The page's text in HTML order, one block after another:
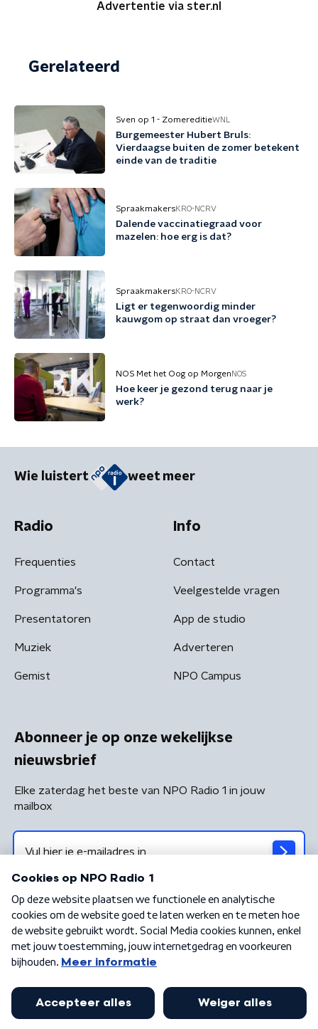
Advertentie via ster.nl
Gerelateerd
Sven op 1 - ZomereditieWNL
Burgemeester Hubert Bruls:
Vierdaagse buiten de zomer betekent
einde van de traditie
SpraakmakersKRO-NCRV
Dalende vaccinatiegraad voor
mazelen: hoe erg is dat?
SpraakmakersKRO-NCRV
Ligt er tegenwoordig minder
kauwgom op straat dan vroeger?
NOS Met het Oog op Morgen NOS
Hoe keer je gezond terug naar je
werk?
Wie luistert weet meer
Radio
Frequenties
Programma's
Presentatoren
Muziek
Gemist
Info
Contact
Veelgestelde vragen
App de studio
Adverteren
NPO Campus
Abonneer je op onze wekelijkse
nieuwsbrief
Elke zaterdag het beste van NPO Radio 1 in jouw
mailbox
Algemene voorwaarden